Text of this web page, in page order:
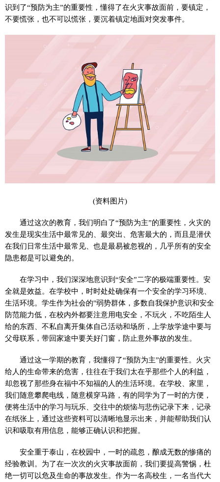
识到了“预防为主”的重要性，懂得了在火灾事故面前，要镇定，
不要慌张，也不可以慌张，要沉着镇定地面对突发事件。
(资料图片)
通过这次的教育，我们明白了“预防为主”的重要性，火灾的
发生是现实生活中最常见的、最突出、危害最大的，而且是潜伏
在我们日常生活中最常见、也是最易被忽视的，几乎所有的安全
隐患都是可以避免的。
在学习中，我们深深地意识到“安全”二字的极端重要性。安
全就是效益。在学校中，时时处处确保有一个安全的学习环境、
生活环境。学生作为社会的"弱势群体，多数自我保护意识和安全
防范能力低，在校内外都要注意用电安全，不玩火，不吃陌生人
给的东西、不私自离开集体自己活动和场所，上学放学途中要与
父母联系，带回家途中要关好门窗，防止意外事故的发生。
通过这一学期的教育，我懂得了“预防为主”的重要性。火灾
给人的生命带来的危害，往往在于我们太在乎那些个人的利益，
却忽视了那些身在福中不知福的人的生活环境。在学校、家里，
我们随意攀爬电线，随意横穿马路，有的同学为了一时的方便，
便将生活中的学习与玩乐、交往中的烦恼与悲伤记录下来，记录
在纸张上，通过这些资料可以清晰地显示出来，并能帮助我们认
识和吸取有用信息，能够正确认识和把握。
安全重于泰山，在校园中，一时的疏忽，酿成无数的惨痛的
经验教训。为了在一次次的火灾事故面前，我们要提高警惕，杜
绝一切可以危及生命的事故发生。作为一名高校生，一名当代大